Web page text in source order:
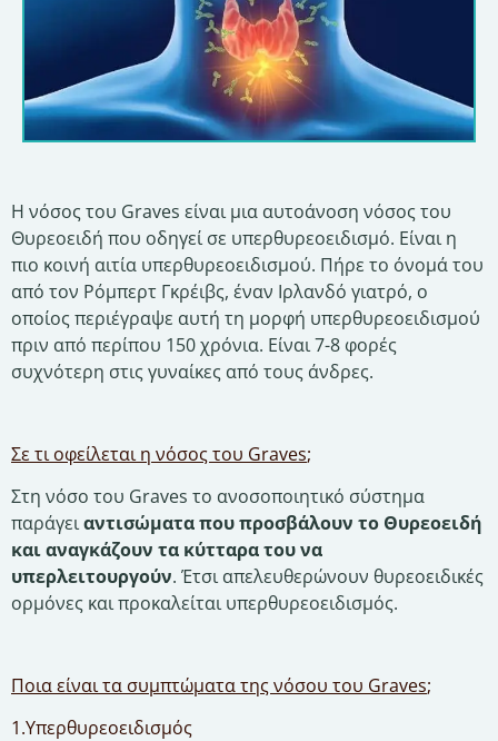
Η νόσος του Graves είναι μια αυτοάνοση νόσος του
Θυρεοειδή που οδηγεί σε υπερθυρεοειδισμό. Είναι η
πιο κοινή αιτία υπερθυρεοειδισμού. Πήρε το όνομά του
από τον Ρόμπερτ Γκρέιβς, έναν Ιρλανδό γιατρό, ο
οποίος περιέγραψε αυτή τη μορφή υπερθυρεοειδισμού
πριν από περίπου 150 χρόνια. Είναι 7-8 φορές
συχνότερη στις γυναίκες από τους άνδρες.
Σε τι οφείλεται η νόσος του Graves;
Στη νόσο του Graves το ανοσοποιητικό σύστημα
παράγειαντισώματα που προσβάλουν το Θυρεοειδή
και αναγκάζουν τα κύτταρα του να
υπερλειτουργούν. Έτσι απελευθερώνουν θυρεοειδικές
ορμόνες και προκαλείται υπερθυρεοειδισμός.
Ποια είναι τα συμπτώματα της νόσου του Graves;
1.Υπερθυρεοειδισμός